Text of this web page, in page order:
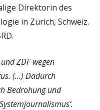
Direktorin des
in Zürich, Schweiz.
ZDF wegen
(…) Dadurch
Bedrohung und